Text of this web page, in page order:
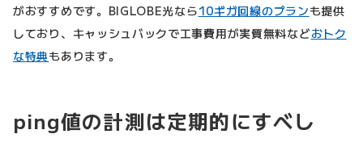
がおすすめです。BIGLOBE光なら10ギガ回線のプランも提供
しており、キャッシュバックで工事費用が実質無料などおトク
な特典もあります。
ping値の計測は定期的にすべし